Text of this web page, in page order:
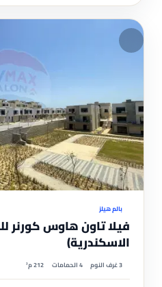
بالم هيلز
الاسكندرية)
3 غرف النوم 4 الحمامات 212 م²